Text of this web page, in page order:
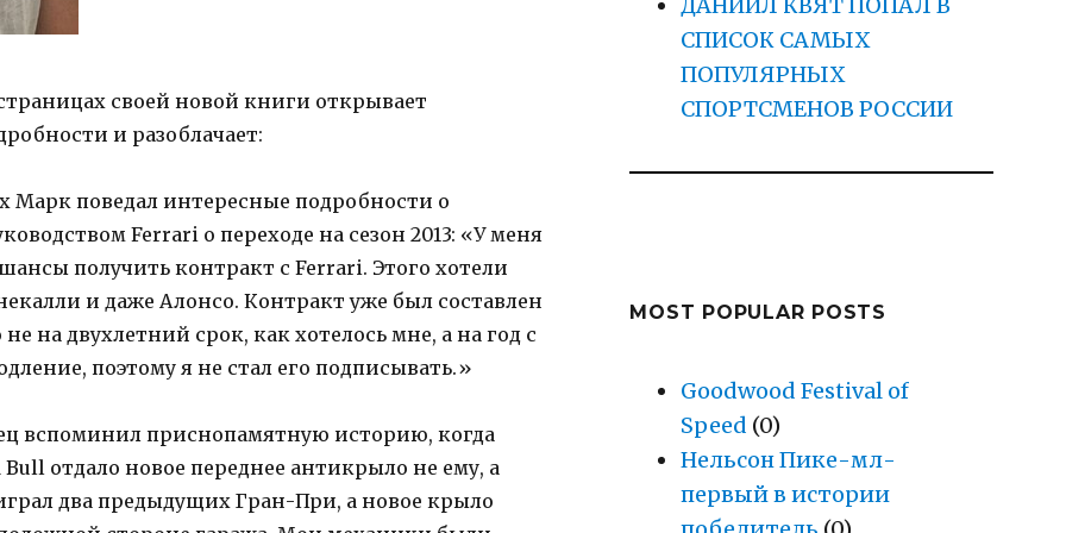
своей новой книги открывает
и разоблачает:
Марк поведал интересные подробности о
Ferrari о переходе на сезон 2013: «У меня
получить контракт с Ferrari. Этого хотели
и даже Алонсо. Контракт уже был составлен
на двухлетний срок, как хотелось мне, а на год с
поэтому я не стал его подписывать.»
вспоминил приснопамятную историю, когда
Bull отдало новое переднее антикрыло не ему, а
два предыдущих Гран-При, а новое крыло
СПИСОК САМЫХ
ПОПУЛЯРНЫХ
СПОРТСМЕНОВ РОССИИ
MOST POPULAR POSTS
Goodwood Festival of
Speed (0)
Нельсон Пике-мл-
первый в истории